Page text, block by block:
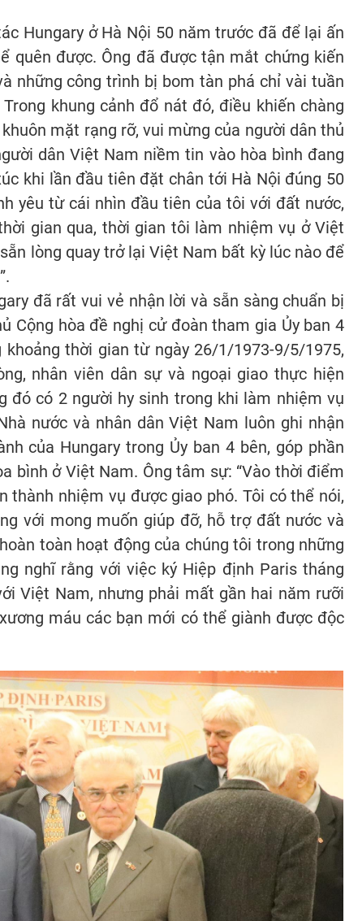
Hungary ở Hà Nội 50 năm trước đã để lại ấn
quên được. Ông đã được tận mắt chứng kiến
những công trình bị bom tàn phá chỉ vài tuần
khung cảnh đổ nát đó, điều khiến chàng
mặt rạng rỡ, vui mừng của người dân thủ
dân Việt Nam niềm tin vào hòa bình đang
khi lần đầu tiên đặt chân tới Hà Nội đúng 50
yêu từ cái nhìn đầu tiên của tôi với đất nước,
gian qua, thời gian tôi làm nhiệm vụ ở Việt
lòng quay trở lại Việt Nam bất kỳ lúc nào để
đã rất vui vẻ nhận lời và sẵn sàng chuẩn bị
Cộng hòa đề nghị cử đoàn tham gia Ủy ban 4
thời gian từ ngày 26/1/1973-9/5/1975,
nhân viên dân sự và ngoại giao thực hiện
đó có 2 người hy sinh trong khi làm nhiệm vụ
nước và nhân dân Việt Nam luôn ghi nhận
của Hungary trong Ủy ban 4 bên, góp phần
bình ở Việt Nam. Ông tâm sự: “Vào thời điểm
nhiệm vụ được giao phó. Tôi có thể nói,
với mong muốn giúp đỡ, hỗ trợ đất nước và
toàn hoạt động của chúng tôi trong những
nghĩ rằng với việc ký Hiệp định Paris tháng
Việt Nam, nhưng phải mất gần hai năm rưỡi
máu các bạn mới có thể giành được độc